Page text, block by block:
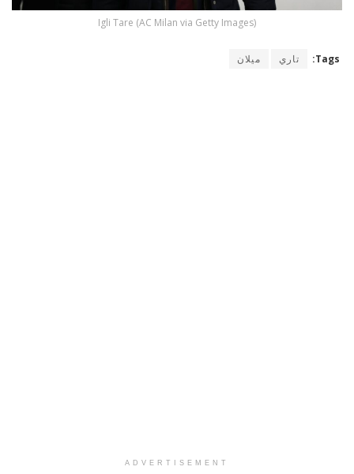
Igli Tare (AC Milan via Getty Images)
Tags: تاري ميلان
ADVERTISEMENT